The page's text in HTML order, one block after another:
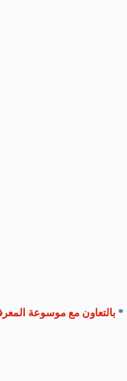
* بالتعاون مع موسوعة